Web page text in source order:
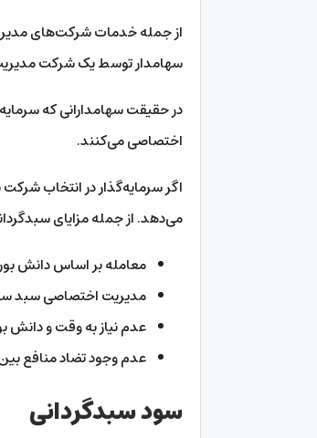
از جمله خدمات شرکت‌های
سهامدار توسط یک شرکت مدیریت
در حقیقت سهامدارانی که
اختصاصی می‌کنند.
اگر سرمایه‌گذار در انتخاب
می‌دهد. از جمله مزایای
معامله بر اساس دانش
مدیریت اختصاصی سبد
عدم نیاز به وقت و دانش
عدم وجود تضاد منافع
سود سبدگردانی